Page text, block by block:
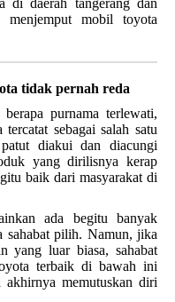
di daerah tangerang dan
menjemput mobil toyota
tidak pernah reda
purnama terlewati,
sebagai salah satu
diakui dan diacungi
yang dirilisnya kerap
baik dari masyarakat di
ada begitu banyak
sahabat pilih. Namun, jika
yang luar biasa, sahabat
terbaik di bawah ini
akhirnya memutuskan diri